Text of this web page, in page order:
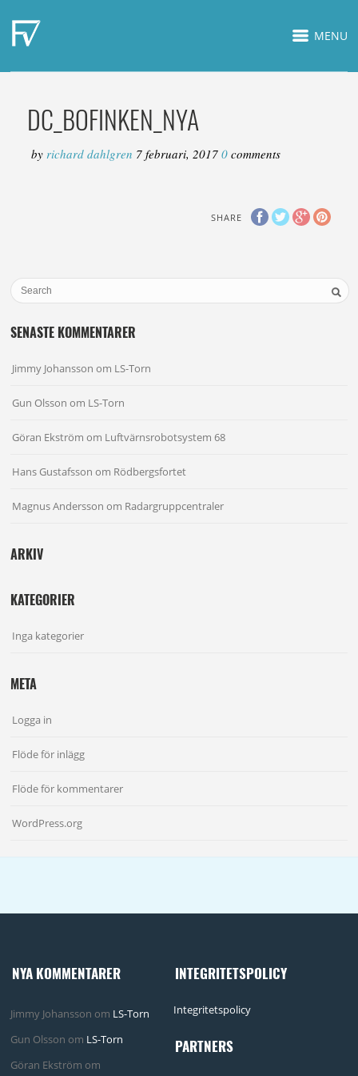
MENU
DC_BOFINKEN_NYA
byrichard dahlgren 7 februari, 2017 0comments
SHARE
SENASTE KOMMENTARER
Jimmy Johansson om LS-Torn
Gun Olsson om LS-Torn
Göran Ekström om Luftvärnsrobotsystem 68
Hans Gustafsson om Rödbergsfortet
Magnus Andersson om Radargruppcentraler
ARKIV
KATEGORIER
Inga kategorier
META
Logga in
Flöde för inlägg
Flöde för kommentarer
WordPress.org
NYA KOMMENTARER
Jimmy Johansson om LS-Torn
Gun Olsson om LS-Torn
Göran Ekström om
INTEGRITETSPOLICY
Integritetspolicy
PARTNERS